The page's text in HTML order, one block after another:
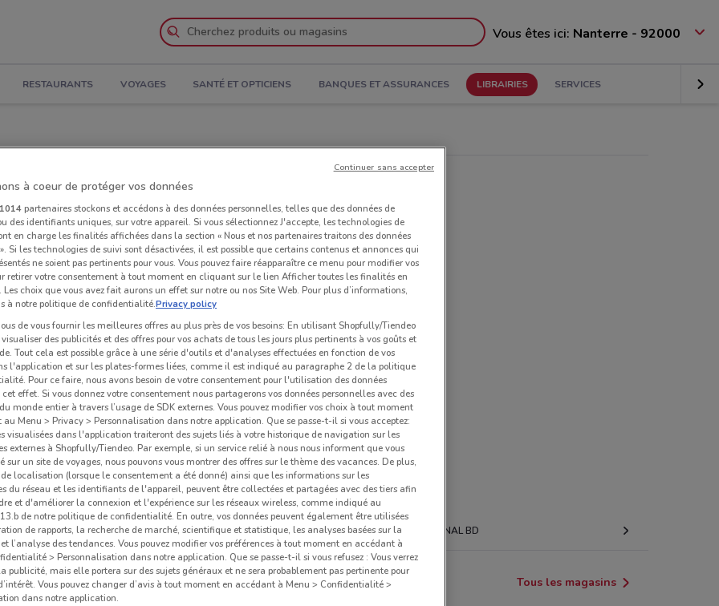
Vous êtes ici: Nanterre - 92000
RESTAURANTS VOYAGES SANTÉ ET OPTICIENS BANQUES ET ASSURANCES LIBRAIRIES SERVICES
Maison de la Presse
202 m
Furet du Nord
13 km
MAISON DE LA PRESSE CANAL BD
Tous les magasins
à coeur de protéger vos données
1014partenaires stockons et accédons à des données personnelles, telles que des données de
des identifiants uniques, sur votre appareil. Si vous sélectionnez J'accepte, les technologies de
en charge les finalités affichées dans la section « Nous et nos partenaires traitons des données
Si les technologies de suivi sont désactivées, il est possible que certains contenus et annonces qui
ne soient pas pertinents pour vous. Vous pouvez faire réapparaître ce menu pour modifier vos
retirer votre consentement à tout moment en cliquant sur le lien Afficher toutes les finalités en
Les choix que vous avez fait aurons un effet sur notre ou nos Site Web. Pour plus d’informations,
à notre politique de confidentialité.Privacy policy
de vous fournir les meilleures offres au plus près de vos besoins: En utilisant Shopfully/Tiendeo
visualiser des publicités et des offres pour vos achats de tous les jours plus pertinents à vos goûts et
Tout cela est possible grâce à une série d'outils et d'analyses effectuées en fonction de vos
l'application et sur les plates-formes liées, comme il est indiqué au paragraphe 2 de la politique
Pour ce faire, nous avons besoin de votre consentement pour l'utilisation des données
effet. Si vous donnez votre consentement nous partagerons vos données personnelles avec des
du monde entier à travers l’usage de SDK externes. Vous pouvez modifier vos choix à tout moment
au Menu > Privacy > Personnalisation dans notre application. Que se passe-t-il si vous acceptez:
visualisées dans l'application traiteront des sujets liés à votre historique de navigation sur les
externes à Shopfully/Tiendeo. Par exemple, si un service relié à nous nous informent que vous
sur un site de voyages, nous pouvons vous montrer des offres sur le thème des vacances. De plus,
localisation (lorsque le consentement a été donné) ainsi que les informations sur les
du réseau et les identifiants de l'appareil, peuvent être collectées et partagées avec des tiers afin
et d'améliorer la connexion et l'expérience sur les réseaux wireless, comme indiqué au
de notre politique de confidentialité. En outre, vos données peuvent également être utilisées
de rapports, la recherche de marché, scientifique et statistique, les analyses basées sur la
l’analyse des tendances. Vous pouvez modifier vos préférences à tout moment en accédant à
> Personnalisation dans notre application. Que se passe-t-il si vous refusez : Vous verrez
publicité, mais elle portera sur des sujets généraux et ne sera probablement pas pertinente pour
Vous pouvez changer d’avis à tout moment en accédant à Menu > Confidentialité >
dans notre application.
Continuer sans accepter